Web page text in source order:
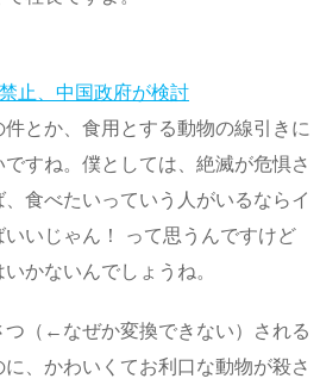
止、中国政府が検討
とか、食用とする動物の線引きに
すね。僕としては、絶滅が危惧さ
食べたいっていう人がいるならイ
いじゃん！ って思うんですけど
かないんでしょうね。
つ（←なぜか変換できない）される
、かわいくてお利口な動物が殺さ